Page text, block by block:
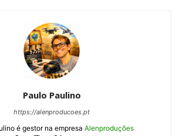
Paulo Paulino
https://alenproducoes.pt
é gestor na empresa Alenproduções